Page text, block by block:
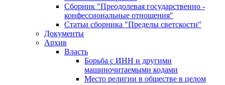
Сборник "Преодолевая государственно -
конфессиональные отношения"
Статьи сборника "Пределы светскости"
Документы
Архив
Власть
Борьба с ИНН и другими
машиночитаемыми кодами
Место религии в обществе в целом